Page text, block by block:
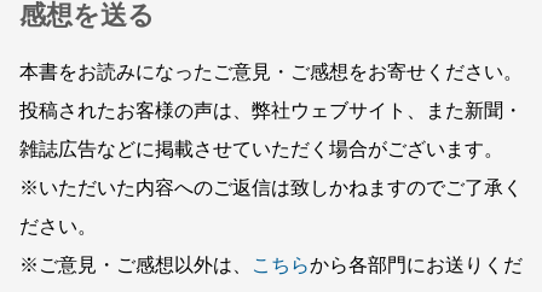
感想を送る
本書をお読みになったご意見・ご感想をお寄せください。
投稿されたお客様の声は、弊社ウェブサイト、また新聞・
雑誌広告などに掲載させていただく場合がございます。
※いただいた内容へのご返信は致しかねますのでご了承く
ださい。
※ご意見・ご感想以外は、
こちらから各部門にお送りくだ